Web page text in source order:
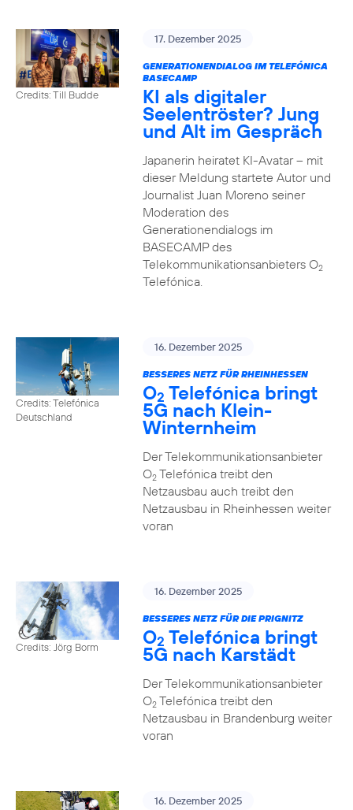
Credits: Till Budde
17. Dezember 2025
GENERATIONENDIALOG IM TELEFÓNICA
BASECAMP
KI als digitaler
Seelentröster? Jung
und Alt im Gespräch
Japanerin heiratet KI-Avatar – mit
dieser Meldung startete Autor und
Journalist Juan Moreno seiner
Moderation des
Generationendialogs im
BASECAMP des
Telekommunikationsanbieters O2
Telefónica.
Credits: Telefónica
Deutschland
16. Dezember 2025
BESSERES NETZ FÜR RHEINHESSEN
O2 Telefónica bringt
5G nach Klein-
Winternheim
Der Telekommunikationsanbieter
O2Telefónica treibt den
Netzausbau auch treibt den
Netzausbau in Rheinhessen weiter
voran
Credits: Jörg Borm
16. Dezember 2025
BESSERES NETZ FÜR DIE PRIGNITZ
O2 Telefónica bringt
5G nach Karstädt
Der Telekommunikationsanbieter
O2Telefónica treibt den
Netzausbau in Brandenburg weiter
voran
16. Dezember 2025